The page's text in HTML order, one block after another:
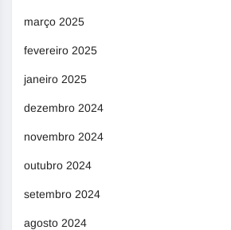
março 2025
fevereiro 2025
janeiro 2025
dezembro 2024
novembro 2024
outubro 2024
setembro 2024
agosto 2024